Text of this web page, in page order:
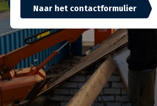
Naar het contactformulier